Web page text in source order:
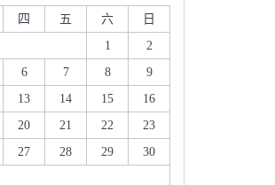
四 五 六
日
1
2
6 7 8
9
13 14 15
16
20 21 22
23
27 28 29
30